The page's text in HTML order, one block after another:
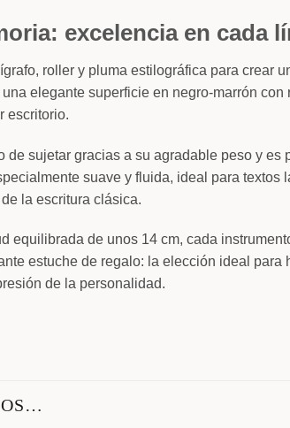
excelencia en cada
roller y pluma estilográfica para crear
elegante superficie en negro-marrón
escritorio.
de sujetar gracias a su agradable peso y
suave y fluida, ideal para
la escritura clásica.
equilibrada de unos 14 cm, cada
estuche de regalo: la elección ideal
de la personalidad.